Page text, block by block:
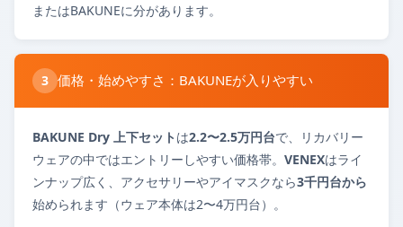
またはBAKUNEに分があります。
3 価格・始めやすさ：BAKUNEが入りやすい
BAKUNE Dry 上下セット は2.2〜2.5万円台で、リカバリー
ウェアの中ではエントリーしやすい価格帯。 VENEXはライ
ンナップ広く、アクセサリーやアイマスクなら3千円台から
始められます（ウェア本体は2〜4万円台）。